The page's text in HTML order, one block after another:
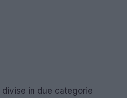
divise in due categorie